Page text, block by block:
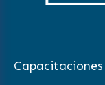
Capacitaciones